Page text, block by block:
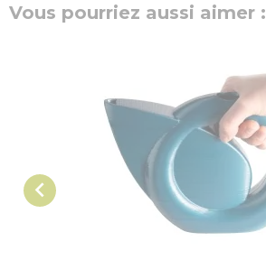
Vous pourriez aussi aimer :
